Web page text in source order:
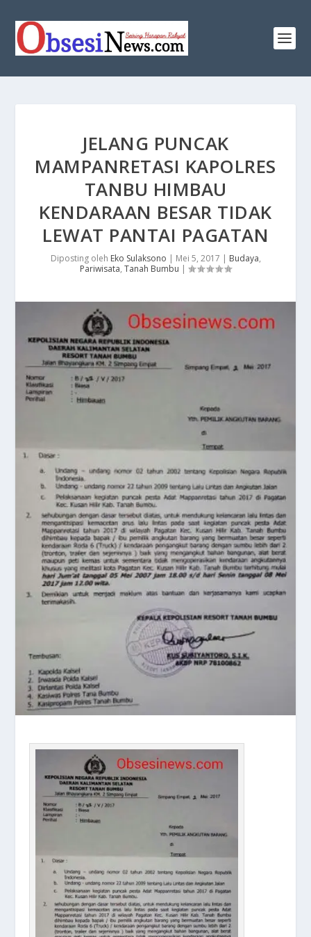
JELANG PUNCAK
MAMPANRETASI KAPOLRES
TANBU HIMBAU
KENDARAAN BESAR TIDAK
LEWAT PANTAI PAGATAN
Diposting oleh Eko Sulaksono | Mei 5, 2017 | Budaya,
Pariwisata, Tanah Bumbu |